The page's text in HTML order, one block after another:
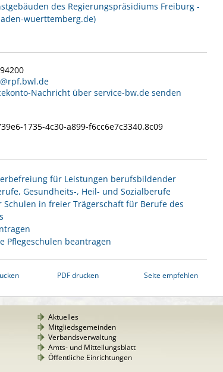
des Regierungspräsidiums Freiburg -
wuerttemberg.de)
Nachricht über service-bw.de senden
1735-4c30-a899-f6cc6e7c3340.8c09
für Leistungen berufsbildender
Gesundheits-, Heil- und Sozialberufe
Schulen in freier Trägerschaft für Berufe des
Pflegeschulen beantragen
PDF drucken Seite empfehlen
Aktuelles
Mitgliedsgemeinden
Verbandsverwaltung
Amts- und Mitteilungsblatt
Öffentliche Einrichtungen